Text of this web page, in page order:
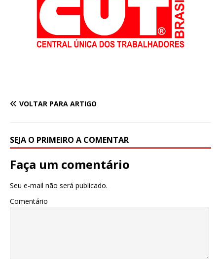
VOLTAR PARA ARTIGO
SEJA O PRIMEIRO A COMENTAR
Faça um comentário
Seu e-mail não será publicado.
Comentário